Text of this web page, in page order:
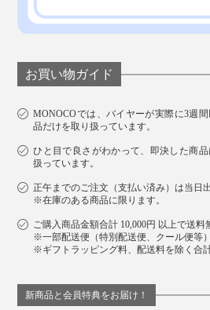
お買い物ガイド
MONOCOでは、バイヤーが実際に3週
品だけを取り扱っています。
ひと目で良さがわかって、即決した商品
扱っています。
正午までのご注文（支払い済み）は当日
※在庫のある商品に限ります。
ご購入商品金額合計 10,000円 以上で送料
※一部配送便（特別配送便、クール便等
※ギフトラッピング料、配送料を除く合
新商品と会員特典をお届け！